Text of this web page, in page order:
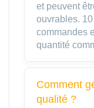
et peuvent
ouvrables.
commandes
quantité
Comment
qualité ?